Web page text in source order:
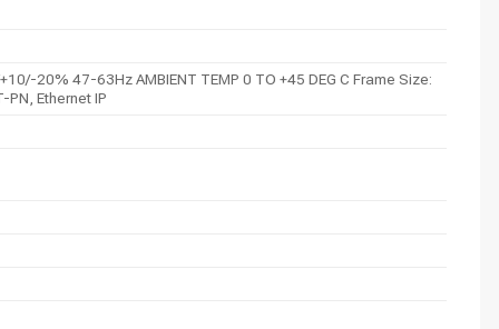
20% 47-63Hz AMBIENT TEMP 0 TO +45 DEG C Frame Size:
PN, Ethernet IP